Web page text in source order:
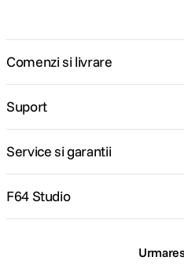
Comenzi si livrare
Suport
Service si garantii
F64 Studio